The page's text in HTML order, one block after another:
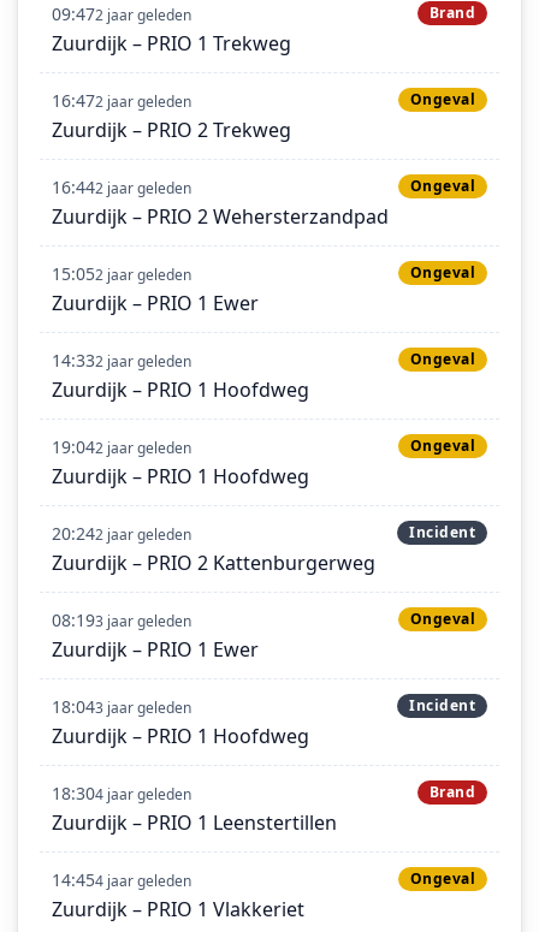
09:472 jaar geleden Brand
Zuurdijk – PRIO 1 Trekweg
16:472 jaar geleden Ongeval
Zuurdijk – PRIO 2 Trekweg
16:442 jaar geleden Ongeval
Zuurdijk – PRIO 2 Wehersterzandpad
15:052 jaar geleden Ongeval
Zuurdijk – PRIO 1 Ewer
14:332 jaar geleden Ongeval
Zuurdijk – PRIO 1 Hoofdweg
19:042 jaar geleden Ongeval
Zuurdijk – PRIO 1 Hoofdweg
20:242 jaar geleden Incident
Zuurdijk – PRIO 2 Kattenburgerweg
08:193 jaar geleden Ongeval
Zuurdijk – PRIO 1 Ewer
18:043 jaar geleden Incident
Zuurdijk – PRIO 1 Hoofdweg
18:304 jaar geleden Brand
Zuurdijk – PRIO 1 Leenstertillen
14:454 jaar geleden Ongeval
Zuurdijk – PRIO 1 Vlakkeriet